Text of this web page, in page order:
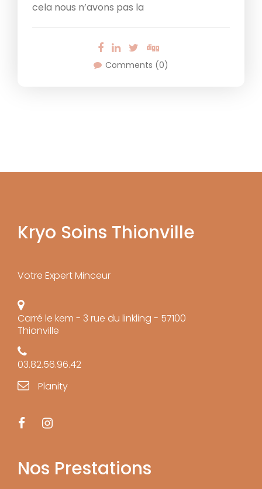
cela nous n’avons pas la
Comments (0)
Kryo Soins Thionville
Votre Expert Minceur
Carré le kem - 3 rue du linkling - 57100
Thionville
03.82.56.96.42
Planity
Nos Prestations